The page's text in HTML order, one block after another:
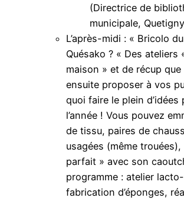
(Directrice de
municipale,
L’après-midi : « Bricolo
Quésako ? « Des ateliers
maison » et de récup
ensuite proposer à vos
quoi faire le plein d’idées
l’année ! Vous pouvez
de tissu, paires de
usagées (même
parfait » avec son
programme : atelier
fabrication d’éponges,